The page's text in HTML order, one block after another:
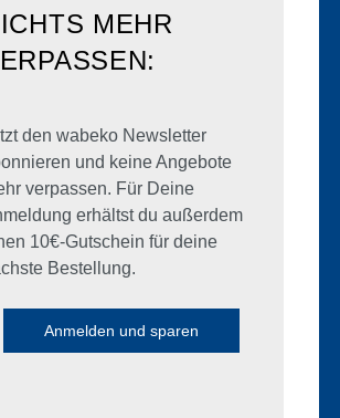
MEHR
den wabeko Newsletter
und keine Angebote
verpassen. Für Deine
erhältst du außerdem
10€-Gutschein für deine
Bestellung.
Anmelden und sparen